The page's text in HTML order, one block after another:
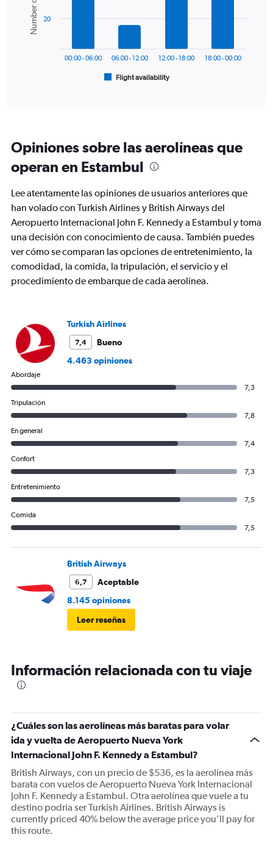
values.
Range:
bars.
The
categories.
chart
1
Y
axis
displaying
Number
of
flights.
Range:
Flight availability
00:00 - 06:00 06:00 - 12:00 12:00 - 18:00 18:00 - 00:00
20
Opiniones sobre las aerolíneas que
operan en Estambul
Lee atentamente las opiniones de usuarios anteriores que
han volado con Turkish Airlines y British Airways del
Aeropuerto Internacional John F. Kennedy a Estambul y toma
una decisión con conocimiento de causa. También puedes
ver cómo se comparan las opciones de entretenimiento, la
comodidad, la comida, la tripulación, el servicio y el
procedimiento de embarque de cada aerolínea.
Turkish Airlines
7,4
Bueno
4.463 opiniones
Abordaje
7,3
Tripulación
7,8
En general
7,4
Confort
7,3
Entretenimiento
7,5
Comida
7,5
British Airways
6,7
Aceptable
8.145 opiniones
Leer reseñas
Información relacionada con tu viaje
¿Cuáles son las aerolíneas más baratas para volar
ida y vuelta de Aeropuerto Nueva York
Internacional John F. Kennedy a Estambul?
British Airways, con un precio de $536, es la aerolínea más
barata con vuelos de Aeropuerto Nueva York Internacional
John F. Kennedy a Estambul. Otra aerolínea que vuele a tu
destino podría ser Turkish Airlines. British Airways is
currently priced 40% below the average price you’ll pay for
this route.